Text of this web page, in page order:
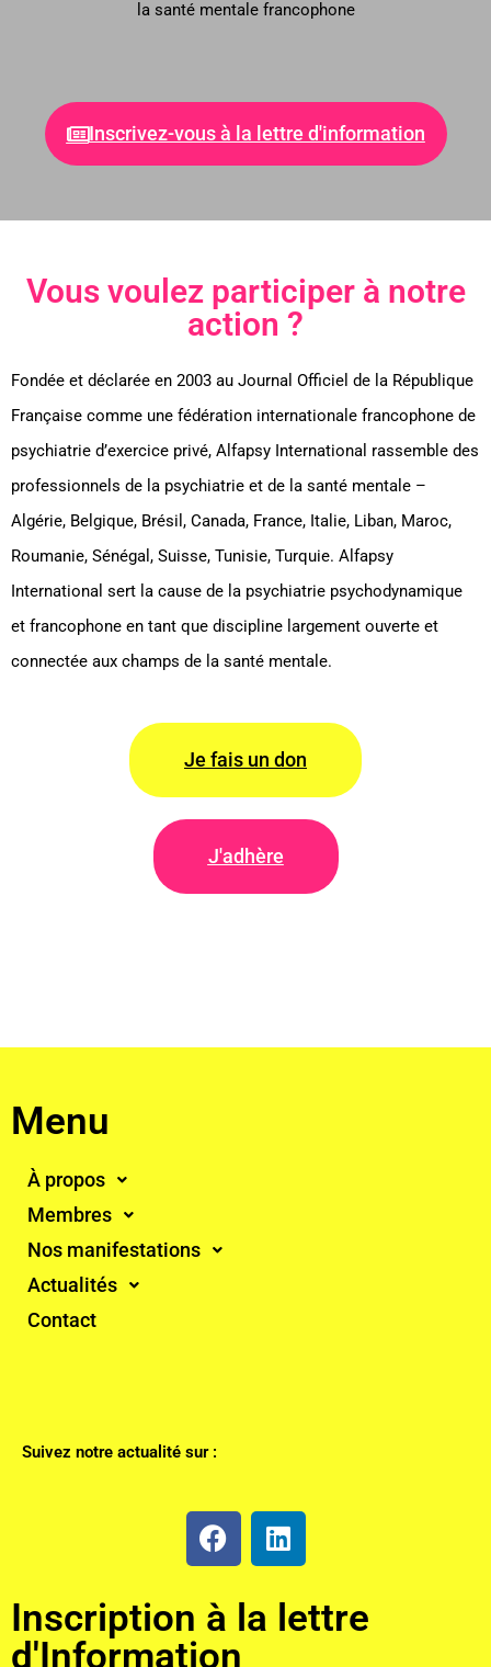
la santé mentale francophone
Inscrivez-vous à la lettre d'information
Vous voulez participer à notre
action ?
Fondée et déclarée en 2003 au Journal Officiel de la République
Française comme une fédération internationale francophone de
psychiatrie d’exercice privé, Alfapsy International rassemble des
professionnels de la psychiatrie et de la santé mentale –
Algérie, Belgique, Brésil, Canada, France, Italie, Liban, Maroc,
Roumanie, Sénégal, Suisse, Tunisie, Turquie. Alfapsy
International sert la cause de la psychiatrie psychodynamique
et francophone en tant que discipline largement ouverte et
connectée aux champs de la santé mentale.
J'adhère
Je fais un don
Menu
À propos
Membres
Nos manifestations
Actualités
Contact
Suivez notre actualité sur :
Inscription à la lettre
d'Information